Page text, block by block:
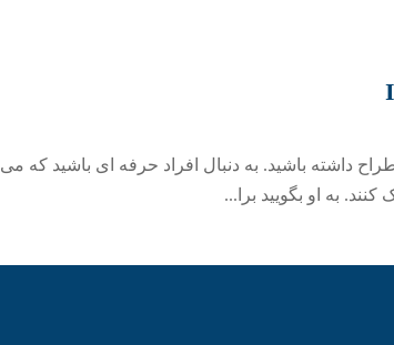
داشته باشید. به دنبال افراد حرفه ای باشید که می
به او بگویید برا...